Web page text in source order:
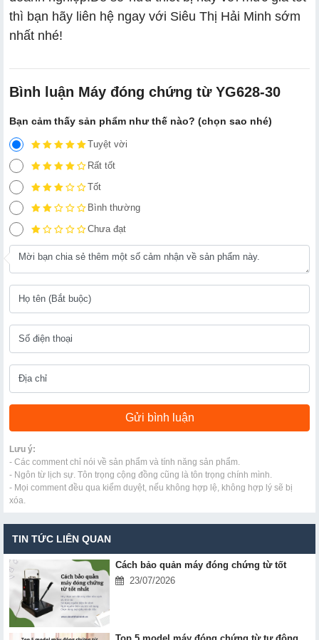
thì bạn hãy liên hệ ngay với Siêu Thị Hải Minh sớm
nhất nhé!
Bình luận Máy đóng chứng từ YG628-30
Bạn cảm thấy sản phẩm như thế nào? (chọn sao nhé)
Tuyệt vời
Rất tốt
Tốt
Bình thường
Chưa đạt
Lưu ý:
- Các comment chỉ nói về sản phẩm và tính năng sản phẩm.
- Ngôn từ lịch sự. Tôn trọng cộng đồng cũng là tôn trọng chính mình.
- Mọi comment đều qua kiểm duyệt, nếu không hợp lệ, không hợp lý sẽ bị
xóa.
TIN TỨC LIÊN QUAN
Cách bảo quản máy đóng chứng từ tốt
23/07/2026